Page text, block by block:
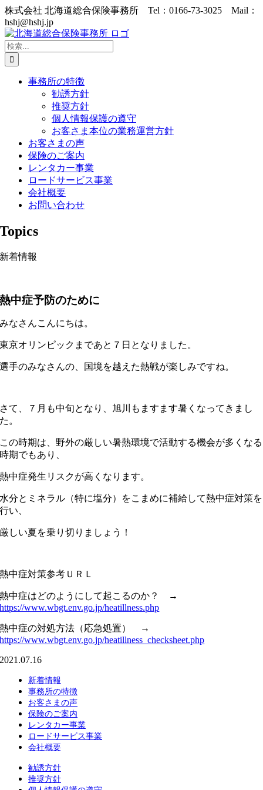
Skip
to
content
株式会社 北海道総合保険事務所 Tel：0166-73-3025 Mail：
hshj@hshj.jp
検
索
…
事務所の特徴
勧誘方針
推奨方針
個人情報保護の遵守
お客さま本位の業務運営方針
お客さまの声
保険のご案内
レンタカー事業
ロードサービス事業
会社概要
お問い合わせ
Topics
新着情報
熱中症予防のために
みなさんこんにちは。
東京オリンピックまであと７日となりました。
選手のみなさんの、国境を越えた熱戦が楽しみですね。
さて、７月も中旬となり、旭川もますます暑くなってきまし
た。
この時期は、野外の厳しい暑熱環境で活動する機会が多くなる
時期でもあり、
熱中症発生リスクが高くなります。
水分とミネラル（特に塩分）をこまめに補給して熱中症対策を
行い、
厳しい夏を乗り切りましょう！
熱中症対策参考ＵＲＬ
熱中症はどのようにして起こるのか？ →
https://www.wbgt.env.go.jp/heatillness.php
熱中症の対処方法（応急処置） →
https://www.wbgt.env.go.jp/heatillness_checksheet.php
2021.07.16
新着情報
事務所の特徴
お客さまの声
保険のご案内
レンタカー事業
ロードサービス事業
会社概要
勧誘方針
推奨方針